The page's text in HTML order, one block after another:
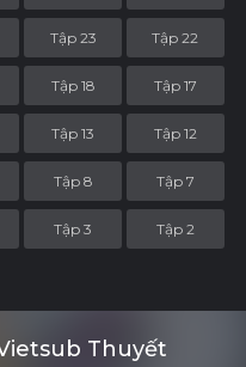
Tập 23 Tập 22
Tập 18 Tập 17
Tập 13 Tập 12
Tập 8 Tập 7
Tập 3 Tập 2
Thuyết